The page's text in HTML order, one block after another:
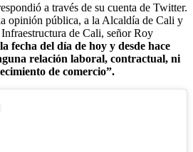
a través de su cuenta de Twitter.
opinión pública, a la Alcaldía de Cali y
de Cali, señor Roy
fecha del día de hoy y desde hace
relación laboral, contractual, ni
de comercio”.